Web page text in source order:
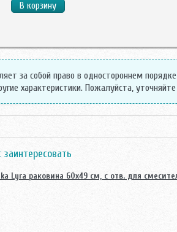
за собой право в одностороннем
характеристики. Пожалуйста,
Lyra раковина 60х49 см, с отв. для